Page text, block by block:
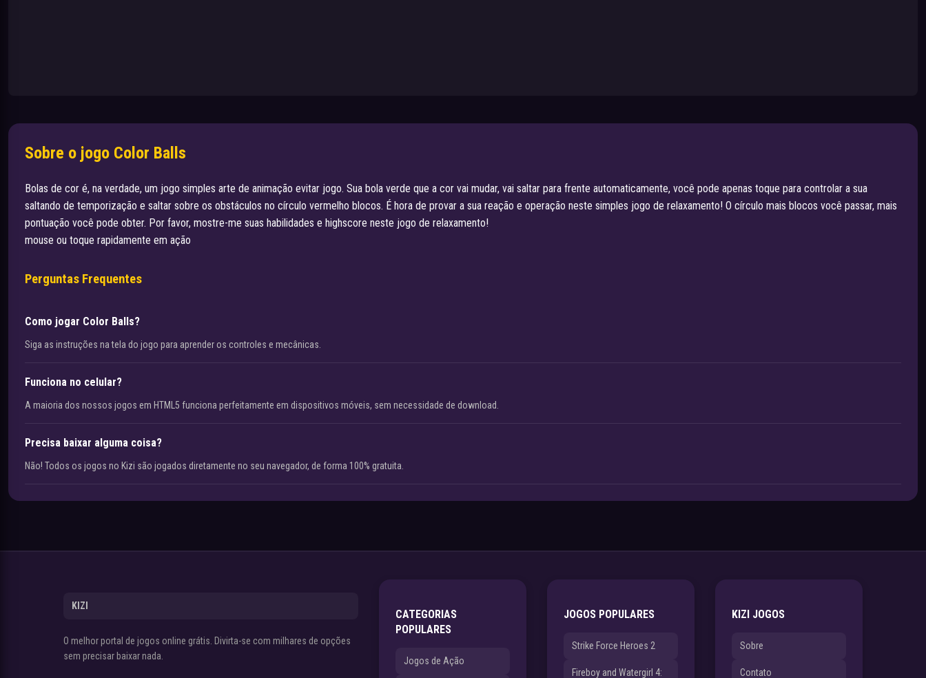
Sobre o jogo Color Balls
Bolas de cor é, na verdade, um jogo simples arte de animação evitar jogo. Sua bola verde que a cor vai mudar, vai saltar para frente automaticamente, você pode apenas toque para controlar a sua
saltando de temporização e saltar sobre os obstáculos no círculo vermelho blocos. É hora de provar a sua reação e operação neste simples jogo de relaxamento! O círculo mais blocos você passar, mais
pontuação você pode obter. Por favor, mostre-me suas habilidades e highscore neste jogo de relaxamento!
mouse ou toque rapidamente em ação
Perguntas Frequentes
Como jogar Color Balls?
Siga as instruções na tela do jogo para aprender os controles e mecânicas.
Funciona no celular?
A maioria dos nossos jogos em HTML5 funciona perfeitamente em dispositivos móveis, sem necessidade de download.
Precisa baixar alguma coisa?
Não! Todos os jogos no Kizi são jogados diretamente no seu navegador, de forma 100% gratuita.
KIZI
O melhor portal de jogos online grátis. Divirta-se com milhares de opções
sem precisar baixar nada.
CATEGORIAS
POPULARES
Jogos de Ação
JOGOS POPULARES
Strike Force Heroes 2
Fireboy and Watergirl 4:
KIZI JOGOS
Sobre
Contato